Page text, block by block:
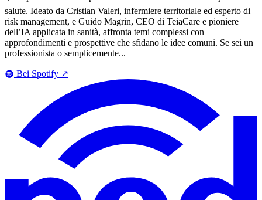
salute. Ideato da Cristian Valeri, infermiere territoriale ed esperto di
risk management, e Guido Magrin, CEO di TeiaCare e pioniere
dell’IA applicata in sanità, affronta temi complessi con
approfondimenti e prospettive che sfidano le idee comuni. Se sei un
professionista o semplicemente...
Bei Spotify ↗